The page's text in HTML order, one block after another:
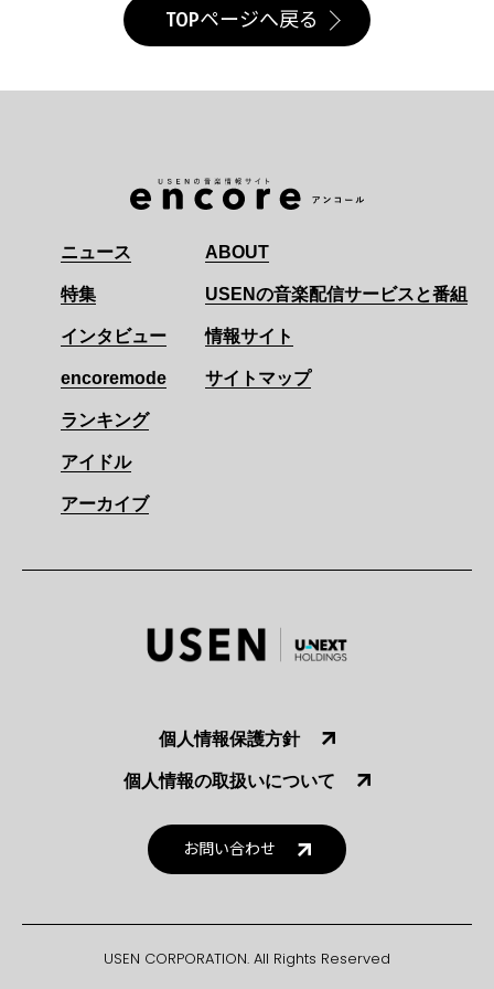
TOPページへ戻る
ニュース
特集
インタビュー
encoremode
ランキング
アイドル
アーカイブ
ABOUT
USENの音楽配信サービスと番組
情報サイト
サイトマップ
個人情報保護方針
個人情報の取扱いについて
お問い合わせ
USEN CORPORATION. All Rights Reserved